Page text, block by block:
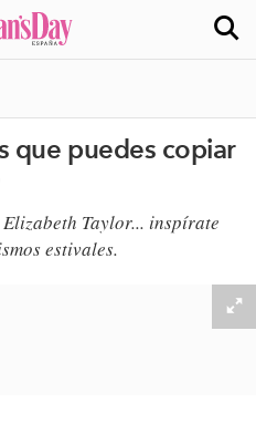
que puedes copiar
Elizabeth Taylor​... inspírate
estivales.